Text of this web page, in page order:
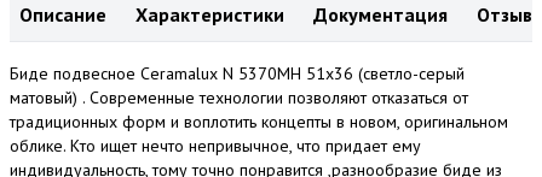
Описание Характеристики Документация
Биде подвесное Ceramalux N 5370MH 51x36 (светло-cерый
матовый) . Современные технологии позволяют отказаться от
традиционных форм и воплотить концепты в новом, оригинальном
облике. Кто ищет нечто непривычное, что придает ему
индивидуальность, тому точно понравится ,разнообразие биде из